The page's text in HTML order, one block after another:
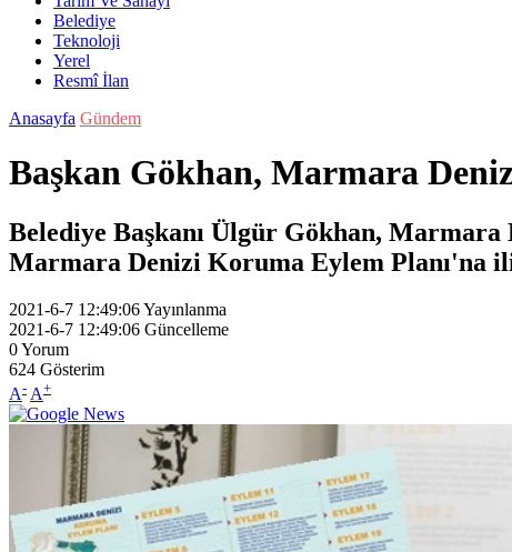
Belediye
Teknoloji
Yerel
Resmî İlan
Anasayfa Gündem
Başkan Gökhan, Marmara
Belediye Başkanı Ülgür Gökhan,
Marmara Denizi Koruma Eylem Planı'na
2021-6-7 12:49:06Yayınlanma
2021-6-7 12:49:06 Güncelleme
0Yorum
624 Gösterim
A- A+